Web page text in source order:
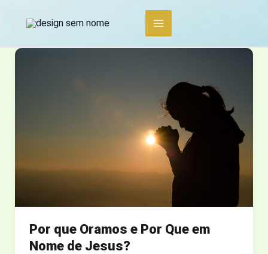
conteúdo
Por que Oramos e Por Que em
Nome de Jesus?